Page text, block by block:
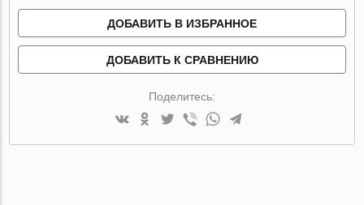
ДОБАВИТЬ В ИЗБРАННОЕ
ДОБАВИТЬ К СРАВНЕНИЮ
Поделитесь: